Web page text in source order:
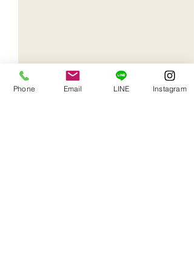
Phone Email LINE Instagram